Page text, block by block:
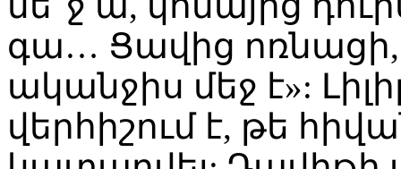
գա… Ցավից ոռնացի,
ականջիս մեջ է»:
վերհիշում է, թե